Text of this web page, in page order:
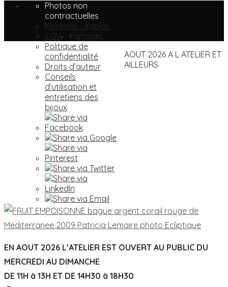
Photos non
contractuelles
Mentions Légales
CGV
Politique de
confidentialité
Droits d’auteur
Conseils
d’utilisation et
entretiens des
bijoux
Partagez :
AOUT 2026 A L ATELIER ET
AILLEURS
EN AOUT 2026 L’ATELIER EST OUVERT AU PUBLIC DU
MERCREDI AU DIMANCHE
DE 11H à 13H ET DE 14H30 à 18H30